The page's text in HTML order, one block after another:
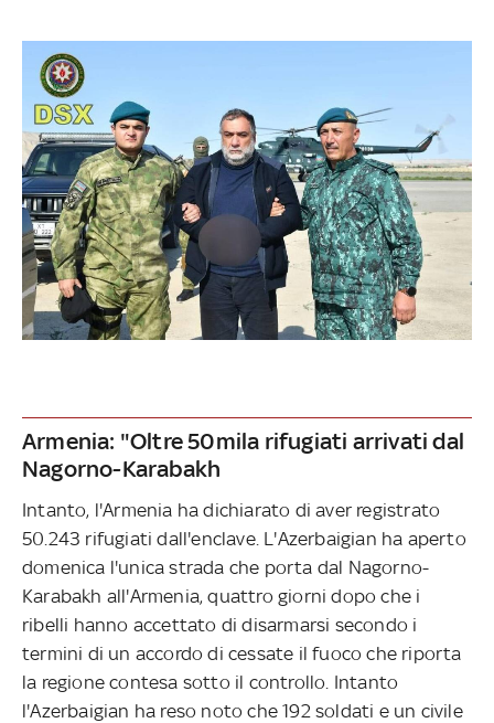
Armenia: "Oltre 50mila rifugiati arrivati dal
Nagorno-Karabakh
Intanto, l'Armenia ha dichiarato di aver registrato
50.243 rifugiati dall'enclave. L'Azerbaigian ha aperto
domenica l'unica strada che porta dal Nagorno-
Karabakh all'Armenia, quattro giorni dopo che i
ribelli hanno accettato di disarmarsi secondo i
termini di un accordo di cessate il fuoco che riporta
la regione contesa sotto il controllo. Intanto
l'Azerbaigian ha reso noto che 192 soldati e un civile